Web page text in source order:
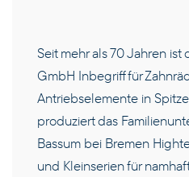
Seit mehr als 70 Jahren
GmbH Inbegriff für
Antriebselemente in
produziert das
Bassum bei Bremen
und Kleinserien für